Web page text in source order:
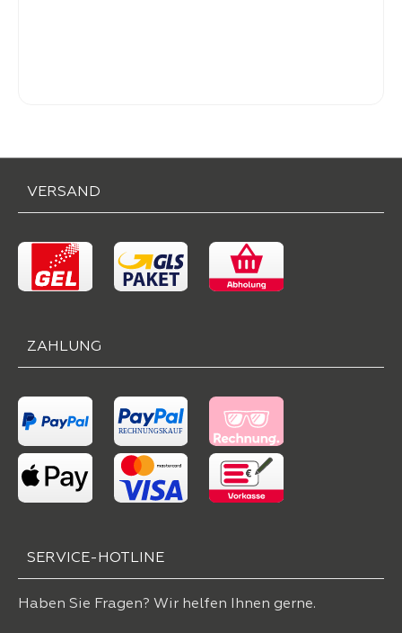
VERSAND
ZAHLUNG
SERVICE-HOTLINE
Haben Sie Fragen? Wir helfen Ihnen gerne.